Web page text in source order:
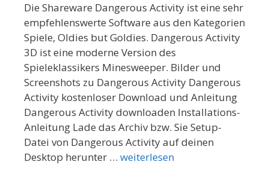
Die Shareware Dangerous Activity ist eine sehr
empfehlenswerte Software aus den Kategorien
Spiele, Oldies but Goldies. Dangerous Activity
3D ist eine moderne Version des
Spieleklassikers Minesweeper. Bilder und
Screenshots zu Dangerous Activity Dangerous
Activity kostenloser Download und Anleitung
Dangerous Activity downloaden Installations-
Anleitung Lade das Archiv bzw. Sie Setup-
Datei von Dangerous Activity auf deinen
Desktop herunter … weiterlesen